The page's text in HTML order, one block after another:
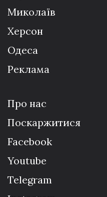
Миколаїв
Херсон
Одеса
Реклама
Про нас
Поскаржитися
Facebook
Youtube
Telegram